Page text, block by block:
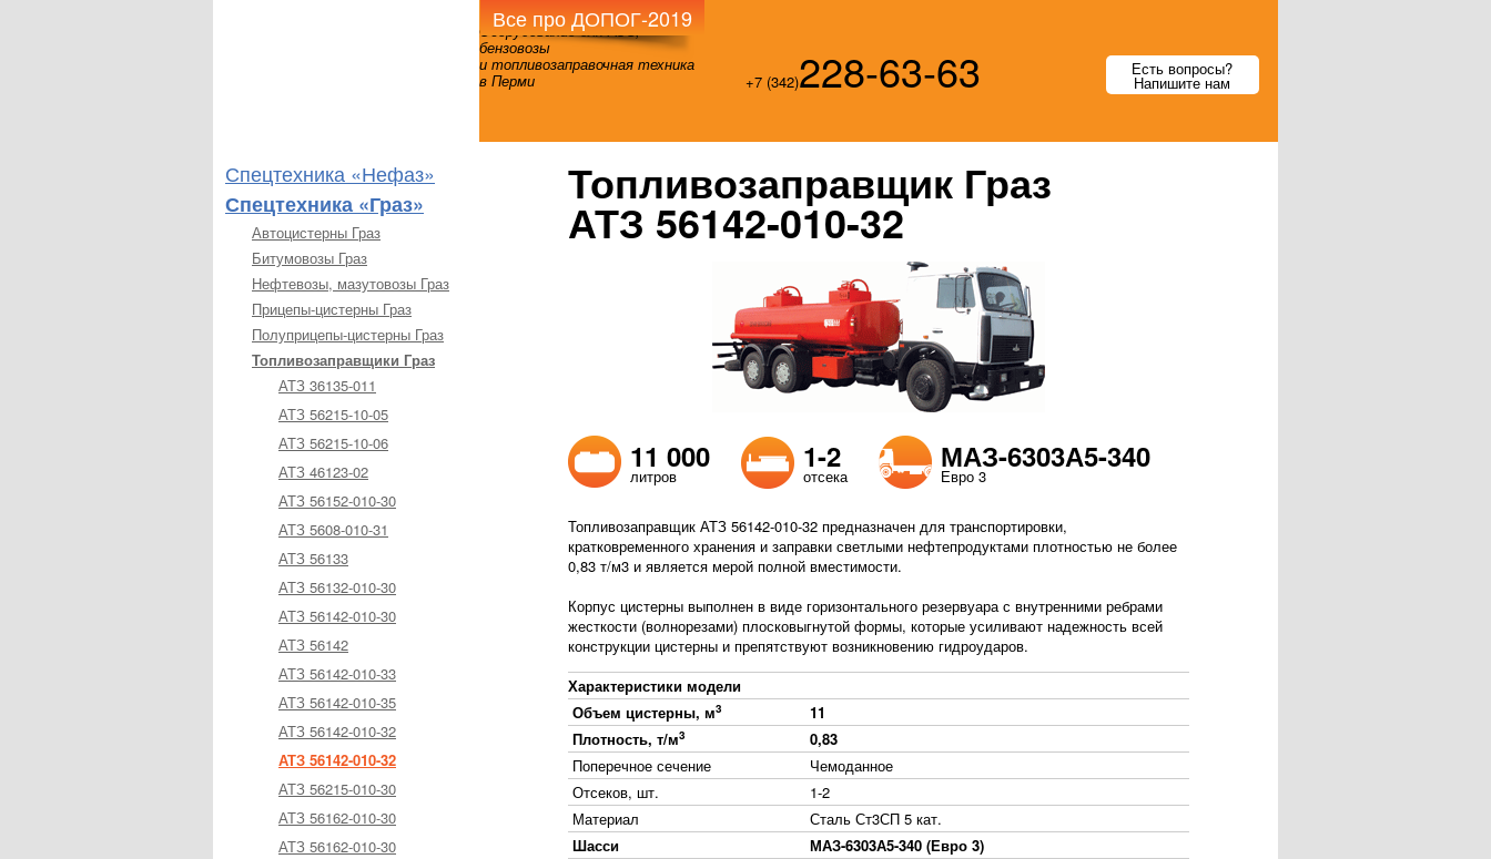
Оборудование для АЗС,
бензовозы
и топливозаправочная техника
в Перми
Все про ДОПОГ-2019
+7 (342)228-63-63 Есть вопросы?
Напишите нам
Топливозаправщик Граз
АТЗ 56142-010-32
11 000
литров
1-2
отсека
МАЗ-6303А5-340
Евро 3
Топливозаправщик АТЗ 56142-010-32 предназначен для транспортировки,
кратковременного хранения и заправки светлыми нефтепродуктами плотностью не более
0,83 т/м3 и является мерой полной вместимости.
Корпус цистерны выполнен в виде горизонтального резервуара с внутренними ребрами
жесткости (волнорезами) плосковыгнутой формы, которые усиливают надежность всей
конструкции цистерны и препятствуют возникновению гидроударов.
Характеристики модели
Объем цистерны, м3
11
Плотность, т/м3
0,83
Поперечное сечение
Чемоданное
Отсеков, шт.
1-2
Материал
Сталь Ст3СП 5 кат.
Шасси
МАЗ-6303А5-340 (Евро 3)
Спецтехника «Нефаз»
Спецтехника «Граз»
Автоцистерны Граз
Битумовозы Граз
Нефтевозы, мазутовозы Граз
Прицепы-цистерны Граз
Полуприцепы-цистерны Граз
Топливозаправщики Граз
АТЗ 36135-011
АТЗ 56215-10-05
АТЗ 56215-10-06
АТЗ 46123-02
АТЗ 56152-010-30
АТЗ 5608-010-31
АТЗ 56133
АТЗ 56132-010-30
АТЗ 56142-010-30
АТЗ 56142
АТЗ 56142-010-33
АТЗ 56142-010-35
АТЗ 56142-010-32
АТЗ 56142-010-32
АТЗ 56215-010-30
АТЗ 56162-010-30
АТЗ 56162-010-30